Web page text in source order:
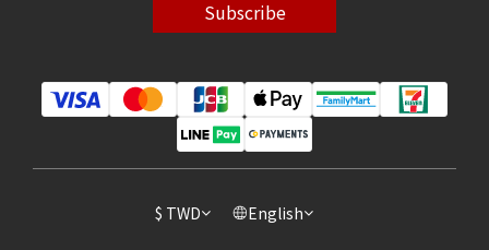
Subscribe
$ TWD English